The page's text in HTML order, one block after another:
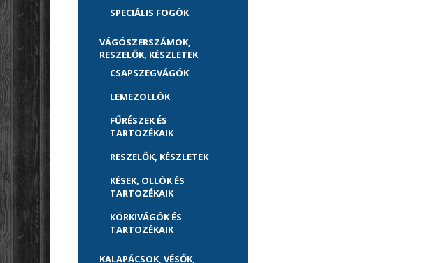
SPECIÁLIS FOGÓK
VÁGÓSZERSZÁMOK,
RESZELŐK, KÉSZLETEK
CSAPSZEGVÁGÓK
LEMEZOLLÓK
FŰRÉSZEK ÉS
TARTOZÉKAIK
RESZELŐK, KÉSZLETEK
KÉSEK, OLLÓK ÉS
TARTOZÉKAIK
KÖRKIVÁGÓK ÉS
TARTOZÉKAIK
KALAPÁCSOK, VÉSŐK,